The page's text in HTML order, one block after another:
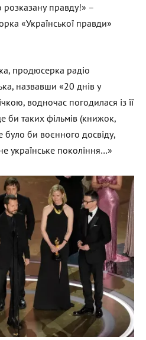
правду!» –
«Української правди»
продюсерка радіо
назвавши «20 днів у
водночас погодилася із її
би таких фільмів (книжок,
було би воєнного досвіду,
українське покоління…»